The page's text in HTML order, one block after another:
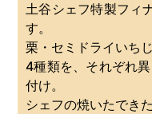
土谷シェフ特製フィ
す。
栗・セミドライいち
4種類を、それぞれ
付け。
シェフの焼いたでき